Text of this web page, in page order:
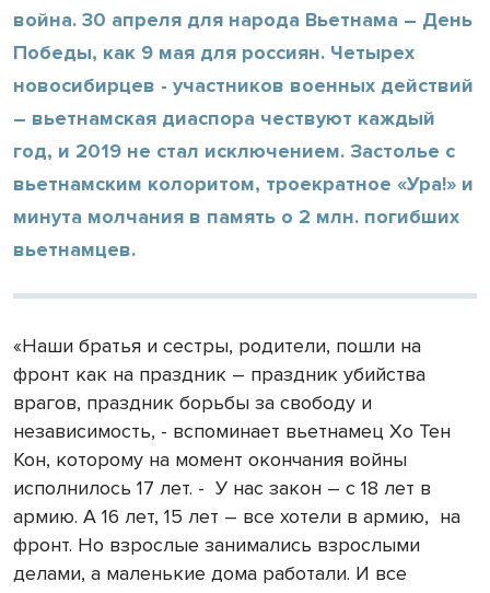
война. 30 апреля для народа Вьетнама – День
Победы, как 9 мая для россиян. Четырех
новосибирцев - участников военных действий
– вьетнамская диаспора чествуют каждый
год, и 2019 не стал исключением. Застолье с
вьетнамским колоритом, троекратное «Ура!» и
минута молчания в память о 2 млн. погибших
вьетнамцев.
«Наши братья и сестры, родители, пошли на
фронт как на праздник – праздник убийства
врагов, праздник борьбы за свободу и
независимость, - вспоминает вьетнамец Хо Тен
Кон, которому на момент окончания войны
исполнилось 17 лет. - У нас закон – с 18 лет в
армию. А 16 лет, 15 лет – все хотели в армию, на
фронт. Но взрослые занимались взрослыми
делами, а маленькие дома работали. И все